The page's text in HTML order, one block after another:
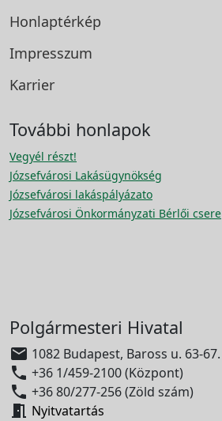
Honlaptérkép
Impresszum
Karrier
További honlapok
Vegyél részt!
Józsefvárosi Lakásügynökség
Józsefvárosi lakáspályázato
Józsefvárosi Önkormányzati Bérlői csere
Polgármesteri Hivatal
 1082 Budapest, Baross u. 63-67.
 +36 1/459-2100 (Központ)
 +36 80/277-256 (Zöld szám)
 Nyitvatartás